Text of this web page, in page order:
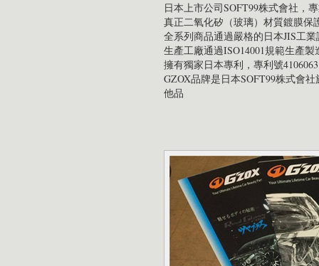
日本上市公司SOFT99株式會社，
真正二氧化矽（玻璃）材質鍍膜保
全系列商品通過嚴格的日本JIS工業
生產工廠通過ISO14001規範生產製
擁有獨家日本專利，專利號
GZOX品牌是日本SOFT99株式會
他品